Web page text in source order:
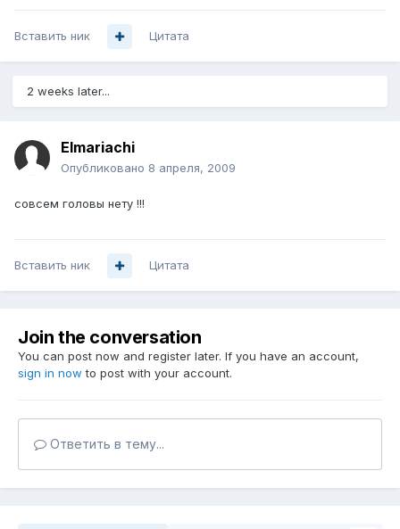
Вставить ник Цитата
2 weeks later...
Elmariachi
Опубликовано 8 апреля, 2009
совсем головы нету !!!
Вставить ник Цитата
Join the conversation
You can post now and register later. If you have an account,
sign in now to post with your account.
Ответить в тему...